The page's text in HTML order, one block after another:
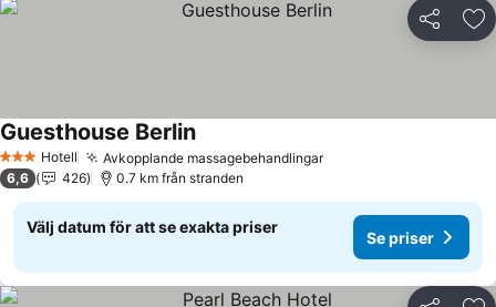
Dela
3 StjärnorHotell Avkopplande massagebehandlingar
Guesthouse Berlin
6,6 426 0.7 km från stranden
Välj datum för att se exakta priser
Se priser